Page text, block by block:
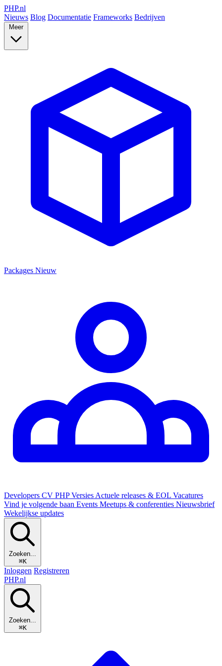
PHP.nl
Nieuws Blog Documentatie Frameworks Bedrijven
Meer
Packages Nieuw
Developers CV PHP Versies Actuele releases & EOL Vacatures
Vind je volgende baan Events Meetups & conferenties Nieuwsbrief
Wekelijkse updates
Zoeken...
⌘K
Inloggen Registreren
PHP.nl
Zoeken...
⌘K